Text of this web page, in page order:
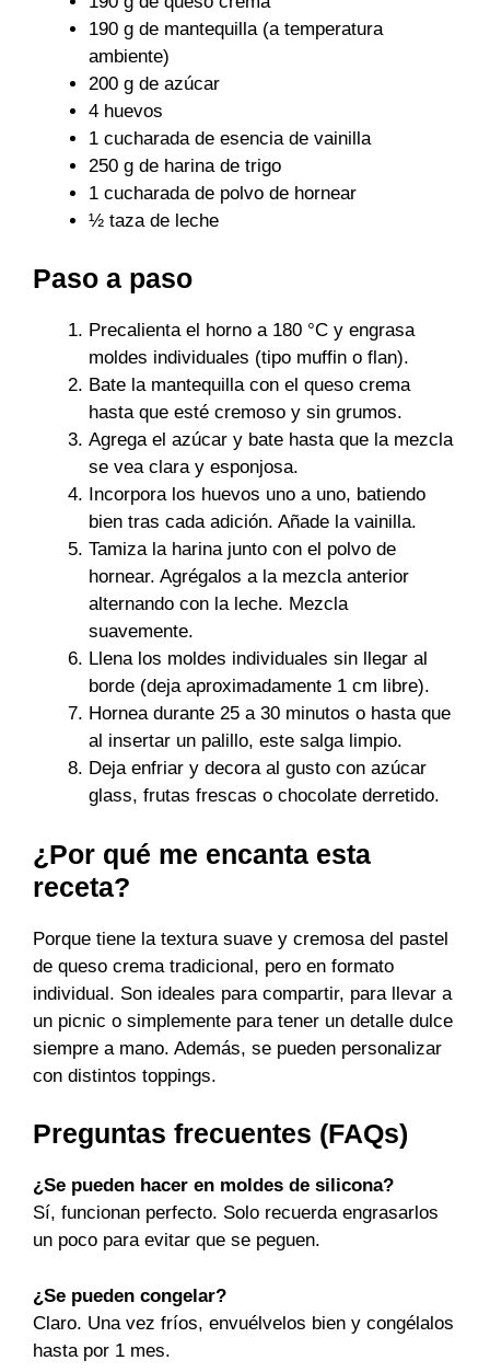
190 g de mantequilla (a temperatura
ambiente)
200 g de azúcar
4 huevos
1 cucharada de esencia de vainilla
250 g de harina de trigo
1 cucharada de polvo de hornear
½ taza de leche
Paso a paso
Precalienta el horno a 180 °C y engrasa
moldes individuales (tipo muffin o flan).
Bate la mantequilla con el queso crema
hasta que esté cremoso y sin grumos.
Agrega el azúcar y bate hasta que la mezcla
se vea clara y esponjosa.
Incorpora los huevos uno a uno, batiendo
bien tras cada adición. Añade la vainilla.
Tamiza la harina junto con el polvo de
hornear. Agrégalos a la mezcla anterior
alternando con la leche. Mezcla
suavemente.
Llena los moldes individuales sin llegar al
borde (deja aproximadamente 1 cm libre).
Hornea durante 25 a 30 minutos o hasta que
al insertar un palillo, este salga limpio.
Deja enfriar y decora al gusto con azúcar
glass, frutas frescas o chocolate derretido.
¿Por qué me encanta esta
receta?
Porque tiene la textura suave y cremosa del pastel
de queso crema tradicional, pero en formato
individual. Son ideales para compartir, para llevar a
un picnic o simplemente para tener un detalle dulce
siempre a mano. Además, se pueden personalizar
con distintos toppings.
Preguntas frecuentes (FAQs)
¿Se pueden hacer en moldes de silicona?
Sí, funcionan perfecto. Solo recuerda engrasarlos
un poco para evitar que se peguen.
¿Se pueden congelar?
Claro. Una vez fríos, envuélvelos bien y congélalos
hasta por 1 mes.